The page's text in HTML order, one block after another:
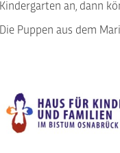
Kindergarten an, dann
Die Puppen aus dem